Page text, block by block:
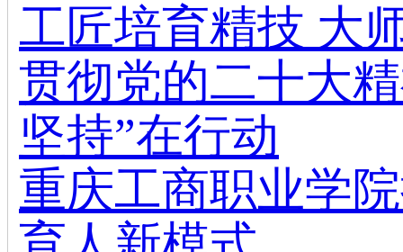
工匠培育精技 大
贯彻党的二十大
坚持”在行动
重庆工商职业学